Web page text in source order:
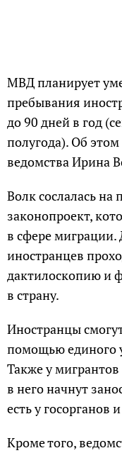
МВД планирует
пребывания
до 90 дней в год
полугода). Об
ведомства Ирина
Волк сослалась
законопроект,
в сфере миграции.
иностранцев
дактилоскопию и
в страну.
Иностранцы
помощью единого
Также у
в него начнут
есть у госорганов
Кроме того,